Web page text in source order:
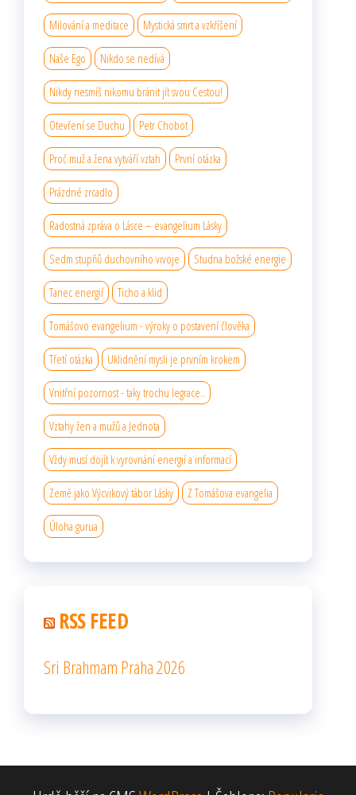
Milování a meditace Mystická smrt a vzkříšení
Naše Ego Nikdo se nedívá
Nikdy nesmíš nikomu bránit jít svou Cestou!
Otevření se Duchu Petr Chobot
Proč muž a žena vytváří vztah První otázka
Prázdné zrcadlo
Radostná zpráva o Lásce – evangelium Lásky
Sedm stupňů duchovního vıvoje Studna božské energie
Tanec energií Ticho a klid
Tomášovo evangelium - výroky o postavení člověka
Třetí otázka Uklidnění mysli je prvním krokem
Vnitřní pozornost - taky trochu legrace..
Vztahy žen a mužů a Jednota
Vždy musí dojít k vyrovnání energií a informací
Země jako Výcvikový tábor Lásky Z Tomášova evangelia
Úloha gurua
RSS FEED
Sri Brahmam Praha 2026